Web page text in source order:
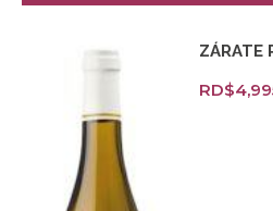
ZÁRATE
RD$